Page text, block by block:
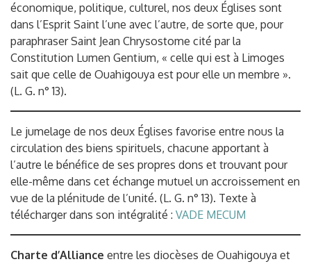
économique, politique, culturel, nos deux Églises sont
dans l’Esprit Saint l’une avec l’autre, de sorte que, pour
paraphraser Saint Jean Chrysostome cité par la
Constitution Lumen Gentium, « celle qui est à Limoges
sait que celle de Ouahigouya est pour elle un membre ».
(L. G. n° 13).
Le jumelage de nos deux Églises favorise entre nous la
circulation des biens spirituels, chacune apportant à
l’autre le bénéfice de ses propres dons et trouvant pour
elle-même dans cet échange mutuel un accroissement en
vue de la plénitude de l’unité. (L. G. n° 13). Texte à
télécharger dans son intégralité : VADE MECUM
Charte d’Alliance entre les diocèses de Ouahigouya et